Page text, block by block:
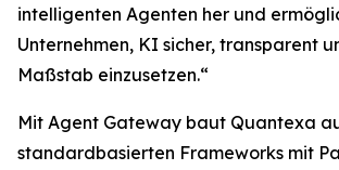
intelligenten Agenten her und
Unternehmen, KI sicher, transparent
Maßstab einzusetzen.“
Mit Agent Gateway baut Quantexa
standardbasierten Frameworks mit